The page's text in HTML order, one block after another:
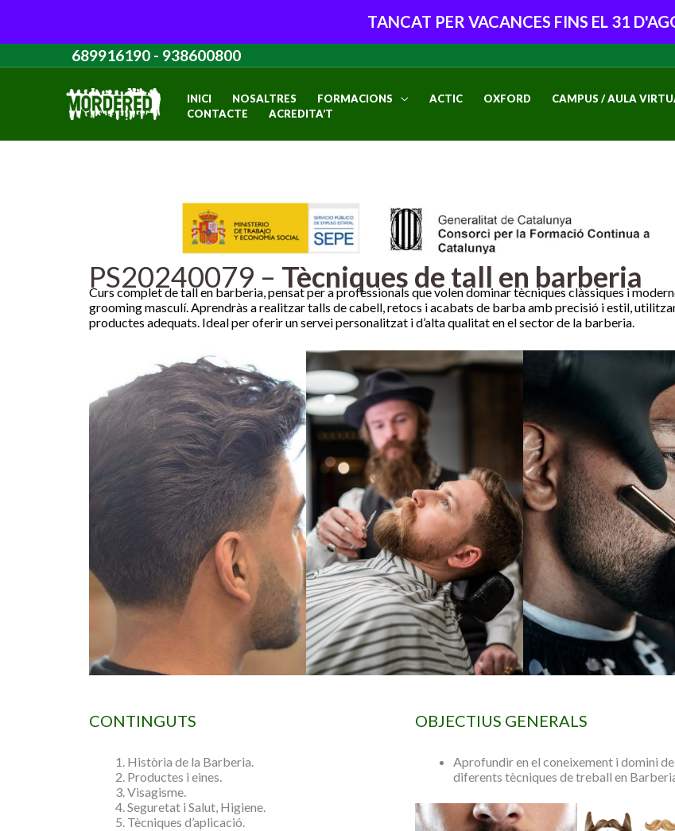
TANCAT PER VACANCES FINS EL 31
al
689916190- 938600800
INICI NOSALTRES FORMACIONS ACTIC OXFORD CAMPUS / AULA
CONTACTE
ACREDITA’T
PS20240079 – Tècniques de tall en barberia
Curs complet de tall en barberia, pensat per a professionals que volen dominar tècniques clàssiques i
grooming masculí. Aprendràs a realitzar talls de cabell, retocs i acabats de barba amb precisió i estil,
productes adequats. Ideal per oferir un servei personalitzat i d’alta qualitat en el sector de la barberia.
CONTINGUTS
Història de la Barberia.
Productes i eines.
Visagisme.
Seguretat i Salut, Higiene.
Tècniques d’aplicació.
OBJECTIUS GENERALS
Aprofundir en el coneixement i domini de
diferents tècniques de treball en